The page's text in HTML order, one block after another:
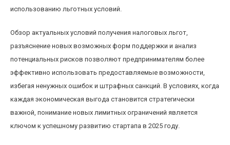
использованию льготных условий.
Обзор актуальных условий получения налоговых льгот,
разъяснение новых возможных форм поддержки и анализ
потенциальных рисков позволяют предпринимателям более
эффективно использовать предоставляемые возможности,
избегая ненужных ошибок и штрафных санкций. В условиях, когда
каждая экономическая выгода становится стратегически
важной, понимание новых лимитных ограничений является
ключом к успешному развитию стартапа в 2025 году.